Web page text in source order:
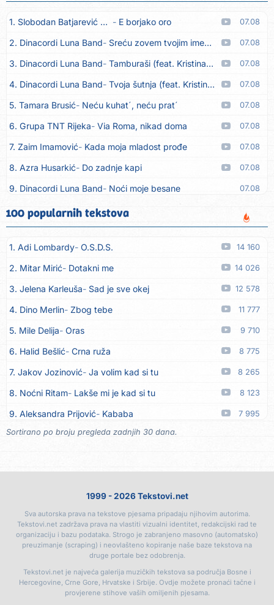
1. Slobodan Batjarević Čobe E borjako oro 07.08
2. Dinacordi Luna Band Sreću zovem tvojim imenom (feat. Kristina Smetko) 07.08
3. Dinacordi Luna Band Tamburaši (feat. Kristina Smetko) 07.08
4. Dinacordi Luna Band Tvoja šutnja (feat. Kristina Smetko) 07.08
5. Tamara Brusić Neću kuhat´, neću prat´ 07.08
6. Grupa TNT Rijeka Via Roma, nikad doma 07.08
7. Zaim Imamović Kada moja mladost prođe 07.08
8. Azra Husarkić Do zadnje kapi 07.08
9. Dinacordi Luna Band Noći moje besane 07.08
10. Pet za 5 Pozdravi mi Stubicu
11. Dinacordi Luna Band Anđeo moj 07.08
12. Vesna Kartuš Vrati se 07.08
13. Severina Pozovi me ti (Anksiozna) 06.08
14. Fidellio Summer Time 06.08
15. Tereza Kesovija Volim te 06.08
16. Ruswaj Sada znam, to je ljubav 06.08
17. Nemanja Panić Daj mu sve što si dala meni 06.08
18. Gustafi Imala je oči pospane 06.08
19. Marko Nedug Pjesma za tebe 06.08
20. Bruno Krajcar Pozitiva 06.08
21. Bruno Krajcar Za nas
Nisi zavridel
25. Tamara Brusić Nigdi ni lipo ko doma 06.08
26. Tamara Brusić Biž´mo ća 06.08
Bila si, bila
28. Rusko Richie Ti i ja 06.08
100 popularnih tekstova
1. Adi Lombardy O.S.D.S. 14 160
2. Mitar Mirić Dotakni me 14 026
3. Jelena Karleuša Sad je sve okej 12 578
4. Dino Merlin Zbog tebe 11 777
5. Mile Delija Oras 9 710
6. Halid Bešlić Crna ruža 8 775
7. Jakov Jozinović Ja volim kad si tu 8 265
8. Noćni Ritam Lakše mi je kad si tu 8 123
9. Aleksandra Prijović Kababa 7 995
10. Halid Bešlić Ljiljani
Rekla si mi
14. Vesna Zmijanac Ovo u grudima 6 468
15. Karlo! Mon amour 6 398
16. Džej Ramadanovski Ova mačka do mene
17. Amira Medunjanin Pjevat ćemo šta nam srce zna 5 875
Sortirano po broju pregleda zadnjih 30 dana.
1999 - 2026 Tekstovi.net
Sva autorska prava na tekstove pjesama pripadaju njihovim autorima.
Tekstovi.net zadržava prava na vlastiti vizualni identitet, redakcijski rad te
organizaciju i bazu podataka. Strogo je zabranjeno masovno (automatsko)
preuzimanje (scraping) i neovlašteno kopiranje naše baze tekstova na
druge portale bez odobrenja.
Tekstovi.net je najveća galerija muzičkih tekstova sa područja Bosne i
Hercegovine, Crne Gore, Hrvatske i Srbije. Ovdje možete pronaći tačne i
provjerene stihove vaših omiljenih pjesama.